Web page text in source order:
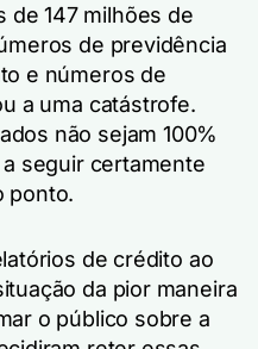
de 147 milhões de
de previdência
e números de
a uma catástrofe.
não sejam 100%
seguir certamente
ponto.
de crédito ao
da pior maneira
o público sobre a